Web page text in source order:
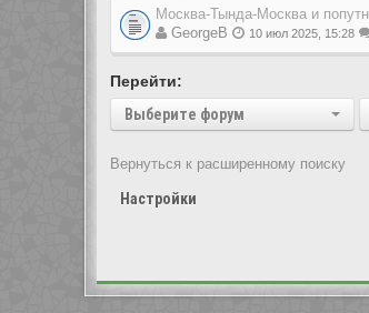
Москва-Тында-Москва и
GeorgeB 10 июл 2025, 15:28
Перейти:
Выберите форум
Вернуться к расширенному поиску
Настройки
Перейти